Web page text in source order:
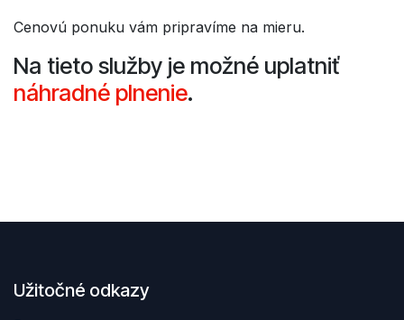
Cenovú ponuku vám pripravíme na mieru.
Na tieto služby je možné uplatniť
náhradné plnenie.
Užitočné odkazy